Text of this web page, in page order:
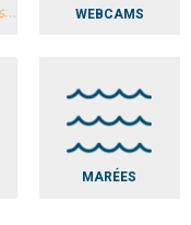
WEBCAMS
MARÉES